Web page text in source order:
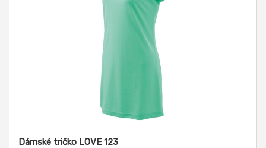
Dámské tričko LOVE 123